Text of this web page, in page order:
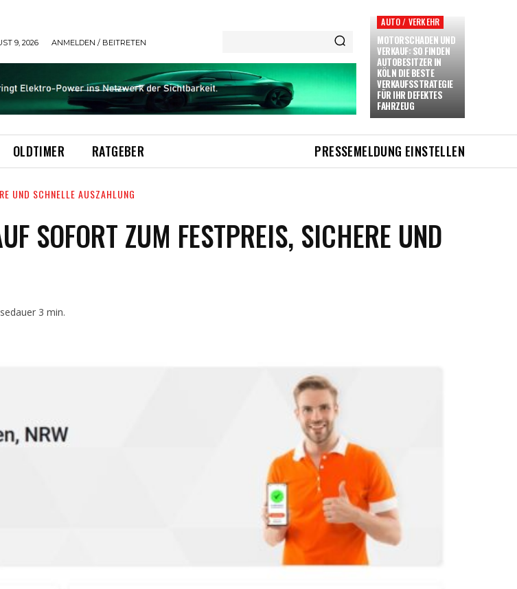
9, 2026 ANMELDEN / BEITRETEN
AUTO / VERKEHR
MOTORSCHADEN UND
VERKAUF: SO FINDEN
AUTOBESITZER IN
KÖLN DIE BESTE
VERKAUFSSTRATEGIE
FÜR IHR DEFEKTES
FAHRZEUG
OLDTIMER RATGEBER PRESSEMELDUNG EINSTELLEN
UND SCHNELLE AUSZAHLUNG
SOFORT ZUM FESTPREIS, SICHERE UND
3 min.